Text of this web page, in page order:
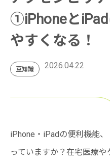
①iPhoneと
やすくなる！
豆知識 2026.04.22
iPhone・iPadの便利機能
っていますか？在宅医療